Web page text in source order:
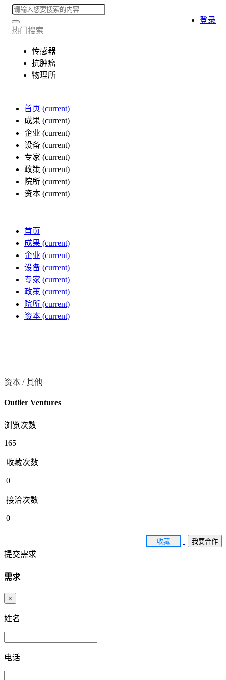
热门搜索
传感器
抗肿瘤
物理所
首页 (current)
成果 (current)
企业 (current)
设备 (current)
专家 (current)
政策 (current)
院所 (current)
资本 (current)
登录
首页
成果 (current)
企业 (current)
设备 (current)
专家 (current)
政策 (current)
院所 (current)
资本 (current)
资本 /其他
Outlier Ventures
浏览次数
165
收藏次数
0
接洽次数
0
收藏 我要合作
提交需求
需求
×
姓名
电话